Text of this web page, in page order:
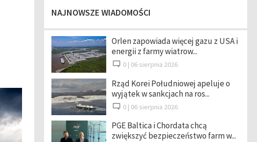
NAJNOWSZE WIADOMOŚCI
Orlen zapowiada więcej gazu z USA i
energii z farmy wiatrow...
0 | 06 sierpnia 2026
Rząd Korei Południowej apeluje o
wyjątek w sankcjach na ros...
0 | 06 sierpnia 2026
PGE Baltica i Chordata chcą
zwiększyć bezpieczeństwo farm w...